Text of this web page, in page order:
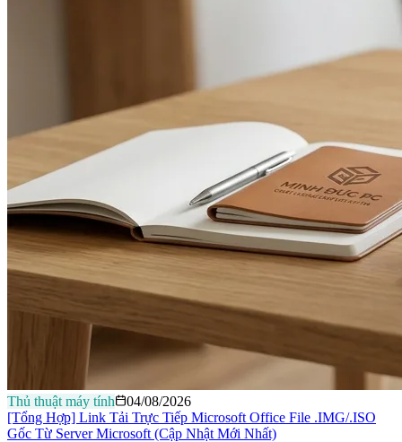
Thủ thuật máy tính
04/08/2026
[Tổng Hợp] Link Tải Trực Tiếp Microsoft Office File .IMG/.ISO
Gốc Từ Server Microsoft (Cập Nhật Mới Nhất)